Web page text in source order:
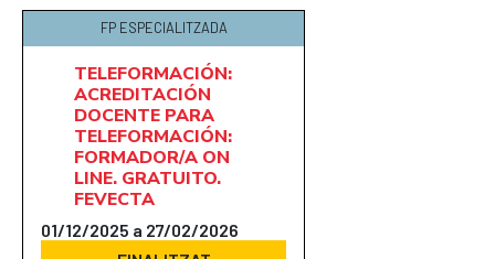
FP ESPECIALITZADA
TELEFORMACIÓN:
ACREDITACIÓN
DOCENTE PARA
TELEFORMACIÓN:
FORMADOR/A ON
LINE. GRATUITO.
FEVECTA
01/12/2025 a 27/02/2026